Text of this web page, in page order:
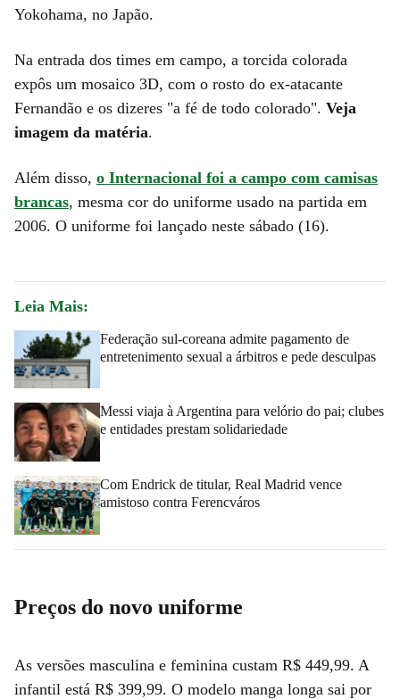
Yokohama, no Japão.
Na entrada dos times em campo, a torcida colorada
expôs um mosaico 3D, com o rosto do ex-atacante
Fernandão e os dizeres "a fé de todo colorado". Veja
imagem da matéria.
Além disso, o Internacional foi a campo com camisas
brancas, mesma cor do uniforme usado na partida em
2006. O uniforme foi lançado neste sábado (16).
Leia Mais:
Federação sul-coreana admite pagamento de
entretenimento sexual a árbitros e pede desculpas
Messi viaja à Argentina para velório do pai; clubes
e entidades prestam solidariedade
Com Endrick de titular, Real Madrid vence
amistoso contra Ferencváros
Preços do novo uniforme
As versões masculina e feminina custam R$ 449,99. A
infantil está R$ 399,99. O modelo manga longa sai por